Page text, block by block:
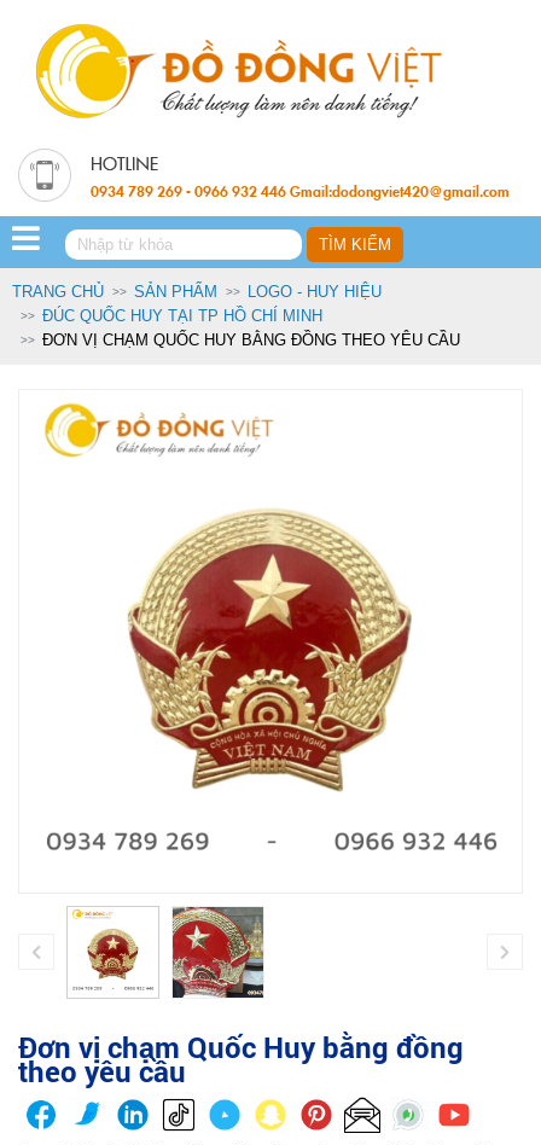
0934 789 269 - 0966 932 446 Gmail:dodongviet420@gmail.com
TRANG CHỦ SẢN PHẨM
LOGO - HUY HIỆU
ĐÚC QUỐC HUY TẠI TP HỒ CHÍ MINH
ĐƠN VỊ CHẠM QUỐC HUY BẰNG ĐỒNG THEO YÊU CẦU
Đơn vị chạm Quốc Huy bằng đồng
theo yêu cầu